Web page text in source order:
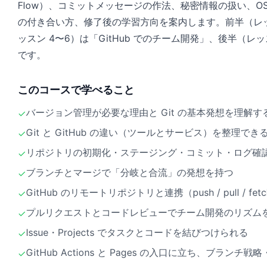
Flow）、コミットメッセージの作法、秘密情報の扱い、
の付き合い方、修了後の学習方向を案内します。前半（
ッスン 4〜6）は「GitHub でのチーム開発」、後半（レ
です。
このコースで学べること
✓バージョン管理が必要な理由と Git の基本発想を理解す
✓Git と GitHub の違い（ツールとサービス）を整理できる
✓ リポジトリの初期化・ステージング・コミット・ログ確
✓ブランチとマージで「分岐と合流」の発想を持つ
✓GitHub のリモートリポジトリと連携（push / pull /
✓プルリクエストとコードレビューでチーム開発のリズム
✓Issue・Projects でタスクとコードを結びつけられる
✓GitHub Actions と Pages の入口に立ち、ブランチ戦略